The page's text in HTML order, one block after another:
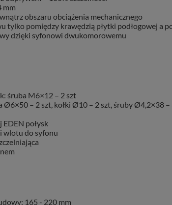
mm
obszaru obciążenia mechanicznego
tylko pomiędzy krawędzią płytki podłogowej a
dzięki syfonowi dwukomorowemu
śruba M6×12 – 2 szt
Ø6×50 – 2 szt, kołki Ø10 – 2 szt, śruby Ø4,2×38 –
EDEN połysk
wlotu do syfonu
: 165 - 220 mm